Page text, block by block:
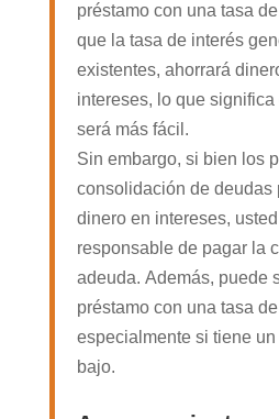
préstamo con una tasa
que la tasa de interés
existentes, ahorrará
intereses, lo que
será más fácil.
Sin embargo, si bien los
consolidación de deudas
dinero en intereses,
responsable de pagar la
adeuda. Además, puede
préstamo con una tasa
especialmente si tiene
bajo.